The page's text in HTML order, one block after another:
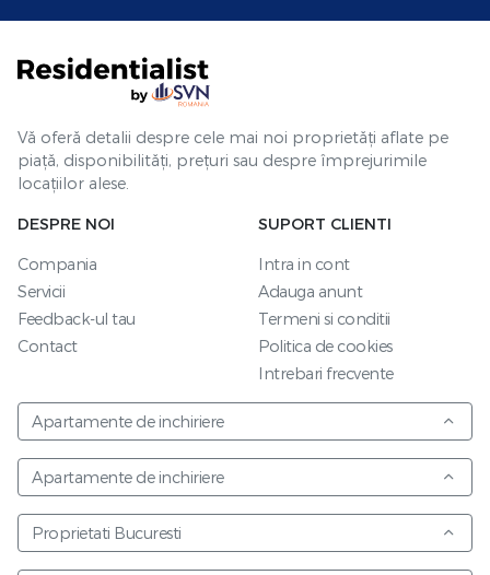
Vă oferă detalii despre cele mai noi proprietăți aflate pe
piață, disponibilități, prețuri sau despre împrejurimile
locațiilor alese.
DESPRE NOI
Compania
Servicii
Feedback-ul tau
Contact
SUPORT CLIENTI
Intra in cont
Adauga anunt
Termeni si conditii
Politica de cookies
Intrebari frecvente
Apartamente de inchiriere
Apartamente de inchiriere
Proprietati Bucuresti